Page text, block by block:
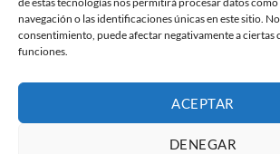
navegación o las identificaciones únicas en este sitio.
consentimiento, puede afectar negativamente a ciertas
funciones.
ACEPTAR
DENEGAR
Aviso Legal